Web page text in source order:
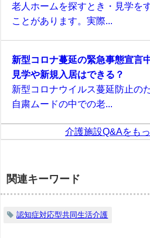
老人ホームを探すとき・見学を
ことがあります。実際...
新型コロナ蔓延の緊急事態宣言
見学や新規入居はできる？
新型コロナウイルス蔓延防止の
自粛ムードの中での老...
介護施設Q&Aをもっ
関連キーワード
認知症対応型共同生活介護